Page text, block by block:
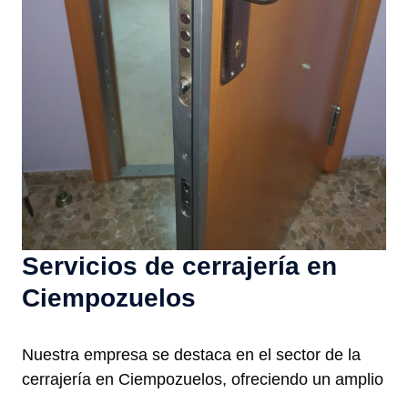
Servicios de cerrajería en
Ciempozuelos
Nuestra empresa se destaca en el sector de la
cerrajería en Ciempozuelos, ofreciendo un amplio